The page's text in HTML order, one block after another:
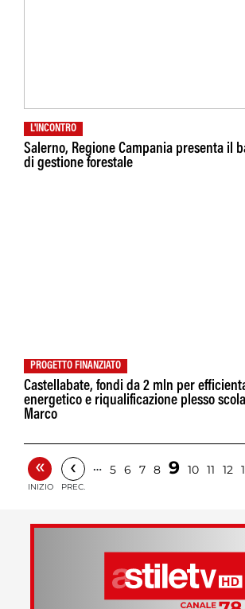
L'INCONTRO
Salerno, Regione Campania presenta il
di gestione forestale
PROGETTO FINANZIATO
Castellabate, fondi da 2 mln per
energetico e riqualificazione plesso
Marco
«
INIZIO
‹
PREC.
… 5 6 7 8 9 10 11 12